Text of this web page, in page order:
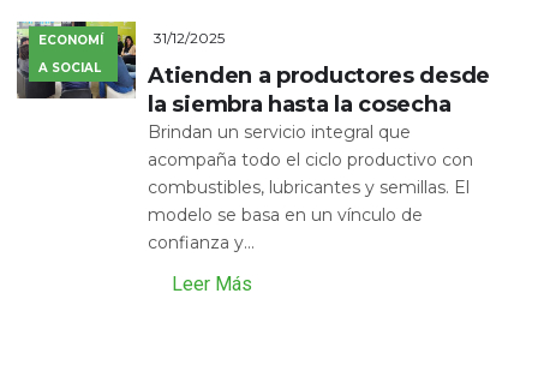
ECONOMÍ
A SOCIAL
31/12/2025
Atienden a productores desde
la siembra hasta la cosecha
Brindan un servicio integral que
acompaña todo el ciclo productivo con
combustibles, lubricantes y semillas. El
modelo se basa en un vínculo de
confianza y...
Leer Más